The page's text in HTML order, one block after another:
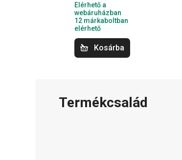
Elérhető a
webáruházban
12 márkaboltban
elérhető
Kosárba
Termékcsalád